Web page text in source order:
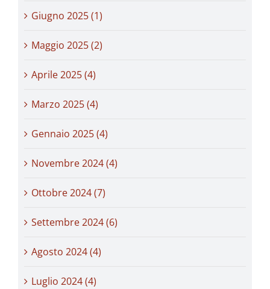
Giugno 2025 (1)
Maggio 2025 (2)
Aprile 2025 (4)
Marzo 2025 (4)
Gennaio 2025 (4)
Novembre 2024 (4)
Ottobre 2024 (7)
Settembre 2024 (6)
Agosto 2024 (4)
Luglio 2024 (4)